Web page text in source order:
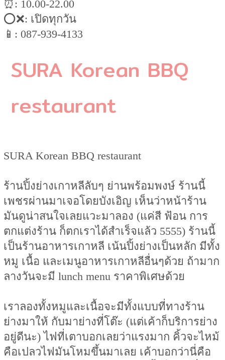
⏰: 10.00-22.00
⭕️❌: เปิดทุกวัน
📱: 087-939-4133
SURA Korean BBQ
restaurant
SURA Korean BBQ restaurant
ร้านปิ้งย่างเกาหลีลับๆ ย่านพร้อมพงษ์ ร้านนี้
เพชรผ่านมาเจอโดยบังเอิญ เห็นว่าหน้าร้าน
มันดูน่าสนใจเลยแวะมาลอง (แค่สี ฟ้อน การ
ตกแต่งร้าน ก็ตกเราได้สำเร็จแล้ว 5555) ร้านนี้
เป็นร้านอาหารเกาหลี เน้นปิ้งย่างเป็นหลัก มีทั้ง
หมู เนื้อ และเมนูอาหารเกาหลีอื่นๆด้วย ถ้ามาก
ลางวันจะมี lunch menu ราคาพิเศษด้วย
เราลองทั้งหมูและเนื้อจะมีทั้งแบบที่ทางร้าน
ย่างมาให้ กับมาย่างที่โต๊ะ (แต่เค้าก็บริการย่าง
อยู่ดีนะ) ไฟที่เตาบอกเลยว่าแรงมาก คิ้วจะไหม้
คือเปลวไฟมันโหมขึ้นมาเลย เค้าบอกว่านี่คือ